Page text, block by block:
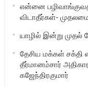
என்னை
விடாதீர்கள்-
யாழில் இன்று முதல்
தேசிய மக்கள் சக்தி
தீர்மானம்சார்
கஜேந்திரகுமார்